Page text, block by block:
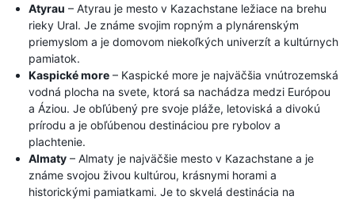
Atyrau – Atyrau je mesto v Kazachstane ležiace na brehu
rieky Ural. Je známe svojim ropným a plynárenským
priemyslom a je domovom niekoľkých univerzít a kultúrnych
pamiatok.
Kaspické more – Kaspické more je najväčšia vnútrozemská
vodná plocha na svete, ktorá sa nachádza medzi Európou
a Áziou. Je obľúbený pre svoje pláže, letoviská a divokú
prírodu a je obľúbenou destináciou pre rybolov a
plachtenie.
Almaty – Almaty je najväčšie mesto v Kazachstane a je
známe svojou živou kultúrou, krásnymi horami a
historickými pamiatkami. Je to skvelá destinácia na